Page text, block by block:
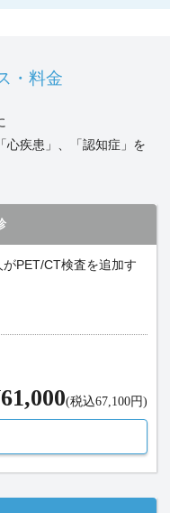
・料金
心疾患」、「認知症」を
PET/CT検査を追加す
(税込67,100円)